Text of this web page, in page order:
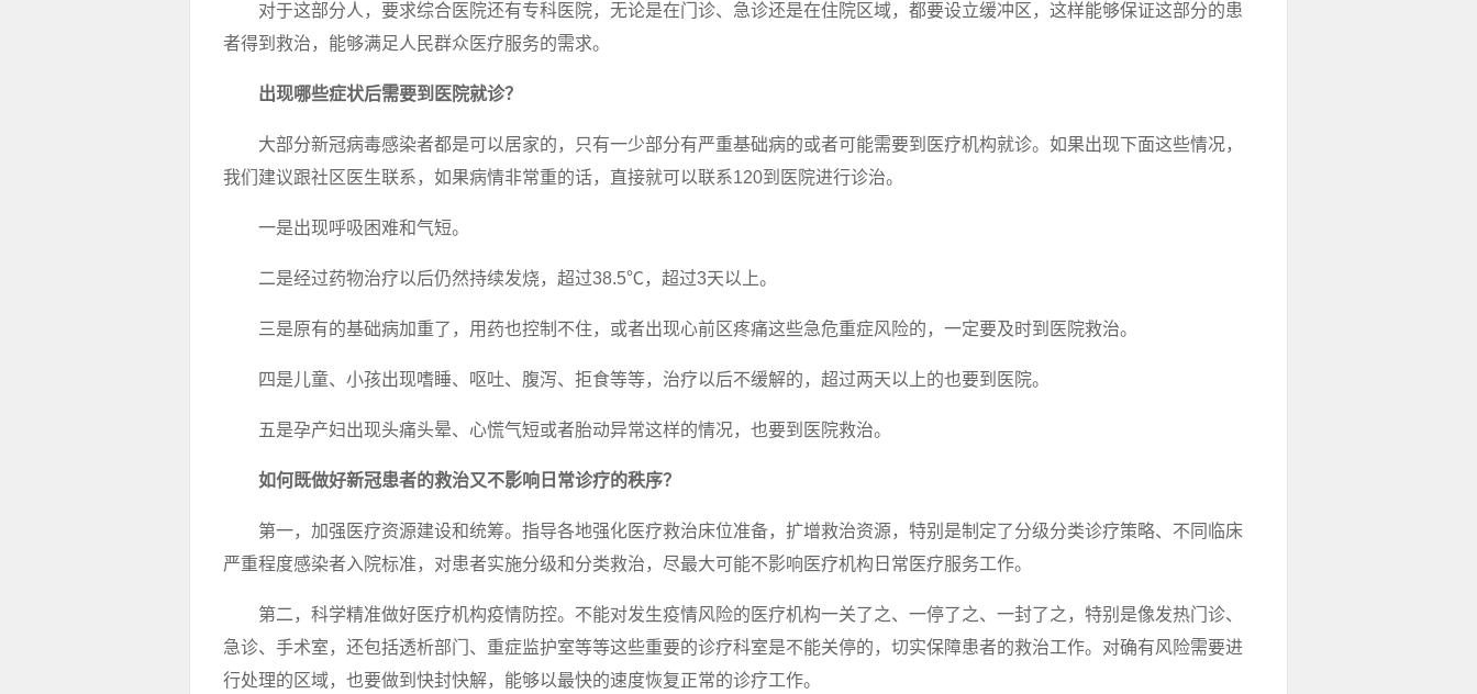
对于这部分人，要求综合医院还有专科医院，无论是在门诊、急诊还是在住院区域，都要设立缓冲区，这样能够保证这部分的患
者得到救治，能够满足人民群众医疗服务的需求。
出现哪些症状后需要到医院就诊？
大部分新冠病毒感染者都是可以居家的，只有一少部分有严重基础病的或者可能需要到医疗机构就诊。如果出现下面这些情况，
我们建议跟社区医生联系，如果病情非常重的话，直接就可以联系120到医院进行诊治。
一是出现呼吸困难和气短。
二是经过药物治疗以后仍然持续发烧，超过38.5℃，超过3天以上。
三是原有的基础病加重了，用药也控制不住，或者出现心前区疼痛这些急危重症风险的，一定要及时到医院救治。
四是儿童、小孩出现嗜睡、呕吐、腹泻、拒食等等，治疗以后不缓解的，超过两天以上的也要到医院。
五是孕产妇出现头痛头晕、心慌气短或者胎动异常这样的情况，也要到医院救治。
如何既做好新冠患者的救治又不影响日常诊疗的秩序？
第一，加强医疗资源建设和统筹。指导各地强化医疗救治床位准备，扩增救治资源，特别是制定了分级分类诊疗策略、不同临床
严重程度感染者入院标准，对患者实施分级和分类救治，尽最大可能不影响医疗机构日常医疗服务工作。
第二，科学精准做好医疗机构疫情防控。不能对发生疫情风险的医疗机构一关了之、一停了之、一封了之，特别是像发热门诊、
急诊、手术室，还包括透析部门、重症监护室等等这些重要的诊疗科室是不能关停的，切实保障患者的救治工作。对确有风险需要进
行处理的区域，也要做到快封快解，能够以最快的速度恢复正常的诊疗工作。